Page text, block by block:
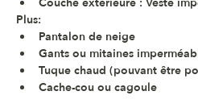
Plus:
Pantalon de neige
Gants ou mitaines
Tuque chaud (pouvant être
Cache-cou ou cagoule